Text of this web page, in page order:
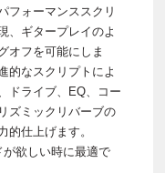
フォーマンススクリ
、ギタープレイのよ
オフを可能にしま
的なスクリプトによ
ドライブ、EQ、コー
ズミックリバーブの
的仕上げます。
欲しい時に最適で